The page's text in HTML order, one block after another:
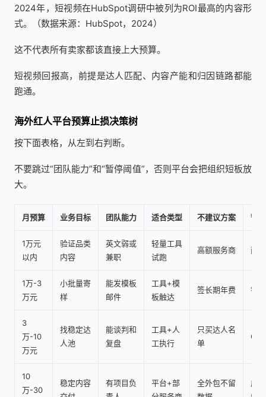
2024年，短视频在HubSpot调研中被列为ROI最高的内容形
式。（数据来源：HubSpot，2024）
这不代表所有卖家都该直接上大预算。
短视频回报高，前提是达人匹配、内容产能和归因链路都能
跑通。
海外红人平台预算止损决策树
按下面表格，从左到右判断。
不要跳过“团队能力”和“暂停阈值”，否则平台会把组织短板放
大。
月预算 业务目标 团队能力 适合类型 不建议方案 暂
1万元
以内
验证品类
内容
英文弱或
兼职
轻量工具
试跑
高额服务商 两
1万-3
万元
小批量寄
样
能发模板
邮件
工具+模
板触达
签长期年费 错
3
万-10
万元
找稳定达
人池
能谈判和
复盘
工具+人
工执行
只买达人名
单
10
万-30
稳定内容
有项目负
平台+部
全外包不留
成